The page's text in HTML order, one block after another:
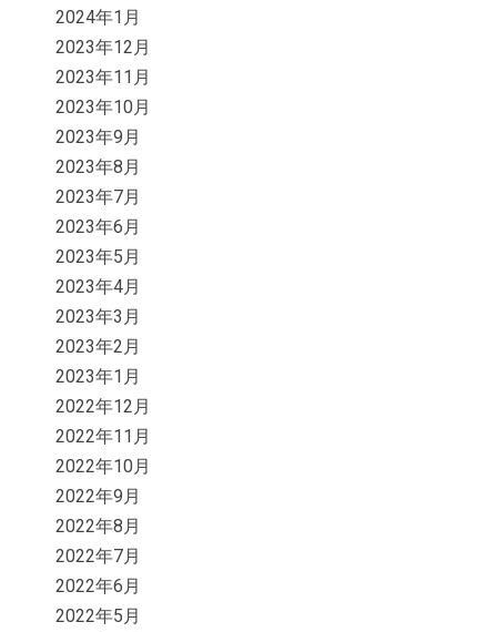
2024年1月
2023年12月
2023年11月
2023年10月
2023年9月
2023年8月
2023年7月
2023年6月
2023年5月
2023年4月
2023年3月
2023年2月
2023年1月
2022年12月
2022年11月
2022年10月
2022年9月
2022年8月
2022年7月
2022年6月
2022年5月